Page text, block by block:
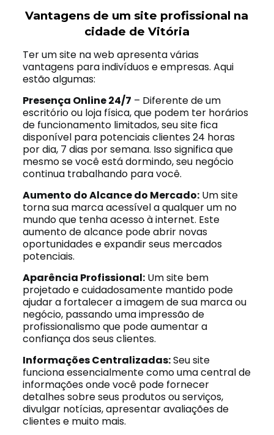
Vantagens de um site profissional na
cidade de Vitória
Ter um site na web apresenta várias
vantagens para indivíduos e empresas. Aqui
estão algumas:
Presença Online 24/7 – Diferente de um
escritório ou loja física, que podem ter horários
de funcionamento limitados, seu site fica
disponível para potenciais clientes 24 horas
por dia, 7 dias por semana. Isso significa que
mesmo se você está dormindo, seu negócio
continua trabalhando para você.
Aumento do Alcance do Mercado:Um site
torna sua marca acessível a qualquer um no
mundo que tenha acesso à internet. Este
aumento de alcance pode abrir novas
oportunidades e expandir seus mercados
potenciais.
Aparência Profissional:Um site bem
projetado e cuidadosamente mantido pode
ajudar a fortalecer a imagem de sua marca ou
negócio, passando uma impressão de
profissionalismo que pode aumentar a
confiança dos seus clientes.
Informações Centralizadas:Seu site
funciona essencialmente como uma central de
informações onde você pode fornecer
detalhes sobre seus produtos ou serviços,
divulgar notícias, apresentar avaliações de
clientes e muito mais.